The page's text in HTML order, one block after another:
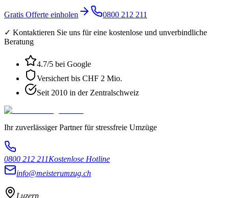
Gratis Offerte einholen 0800 212 211
✓ Kontaktieren Sie uns für eine kostenlose und unverbindliche
Beratung
4.7/5 bei Google
Versichert bis CHF 2 Mio.
Seit 2010 in der Zentralschweiz
Ihr zuverlässiger Partner für stressfreie Umzüge
0800 212 211Kostenlose Hotline
info@meisterumzug.ch
Luzern